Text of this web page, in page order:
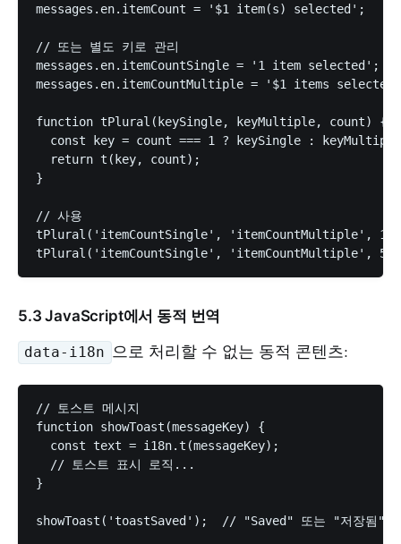
messages.en.itemCount = '$1 item(s) selected';
// 또는 별도 키로 관리
messages.en.itemCountSingle = '1 item selected';
messages.en.itemCountMultiple = '$1 items
function tPlural(keySingle, keyMultiple, count) {
const key = count === 1 ? keySingle :
  return t(key, count);
}
// 사용
tPlural('itemCountSingle', 'itemCountMultiple',
5.3 JavaScript에서 동적 번역
data-i18n 으로 처리할 수 없는 동적 콘텐츠:
// 토스트 메시지
function showToast(messageKey) {
  const text = i18n.t(messageKey);
  // 토스트 표시 로직...
}
showToast('toastSaved');  // "Saved" 또는 "저장됨"